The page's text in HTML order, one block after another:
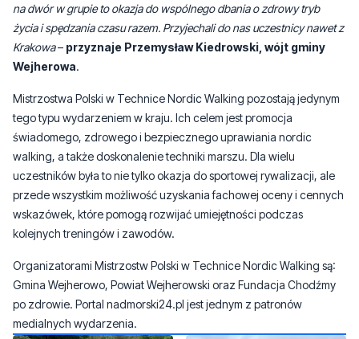
na dwór w grupie to okazja do wspólnego dbania o zdrowy tryb
życia i spędzania czasu razem. Przyjechali do nas uczestnicy nawet z
Krakowa– przyznaje Przemysław Kiedrowski, wójt gminy
Wejherowa.
Mistrzostwa Polski w Technice Nordic Walking pozostają jedynym
tego typu wydarzeniem w kraju. Ich celem jest promocja
świadomego, zdrowego i bezpiecznego uprawiania nordic
walking, a także doskonalenie techniki marszu. Dla wielu
uczestników była to nie tylko okazja do sportowej rywalizacji, ale
przede wszystkim możliwość uzyskania fachowej oceny i cennych
wskazówek, które pomogą rozwijać umiejętności podczas
kolejnych treningów i zawodów.
Organizatorami Mistrzostw Polski w Technice Nordic Walking są:
Gmina Wejherowo, Powiat Wejherowski oraz Fundacja Chodźmy
po zdrowie. Portal nadmorski24.pl jest jednym z patronów
medialnych wydarzenia.